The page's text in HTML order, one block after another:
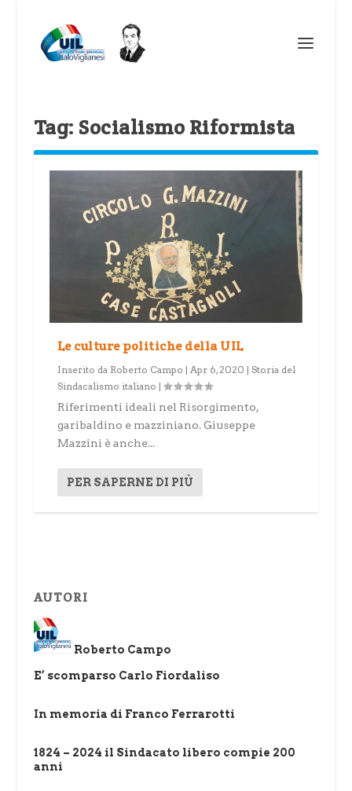
Tag: Socialismo Riformista
Le culture politiche della UIL
Inserito da Roberto Campo | Apr 6, 2020 | Storia del
Sindacalismo italiano |
Riferimenti ideali nel Risorgimento,
garibaldino e mazziniano. Giuseppe
Mazzini è anche...
PER SAPERNE DI PIÙ
AUTORI
Roberto Campo
E’ scomparso Carlo Fiordaliso
In memoria di Franco Ferrarotti
1824 – 2024 il Sindacato libero compie 200
anni